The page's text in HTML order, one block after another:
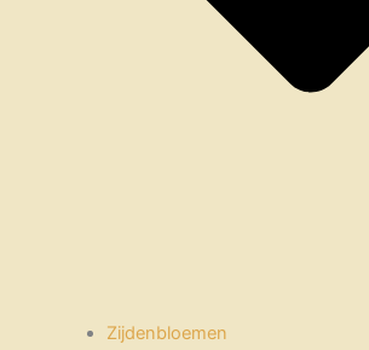
Zijdenbloemen